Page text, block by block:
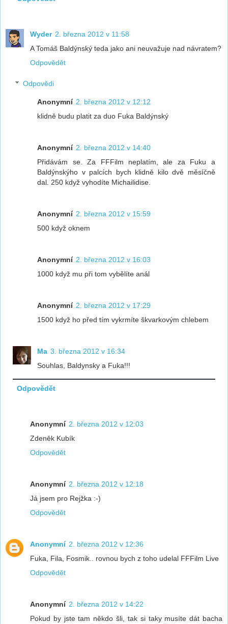
Wyder 2. března 2012 v 11:58
A Tomáš Baldýnský teda jako ani neuvažuje nad návratem?
Odpovědět
Odpovědi
Anonymní 2. března 2012 v 12:12
klidně budu platit za duo Fuka Baldýnský
Anonymní 2. března 2012 v 14:40
Přidávám se. Za FFFilm neplatím, ale za Fuku a
Baldýnskýho v palcích bych klidně kilo dvě měsíčně
dal. 250 když vyhodíte Michailidise.
Anonymní 2. března 2012 v 15:59
500 když oknem
Anonymní 2. března 2012 v 16:03
1000 když mu při tom vybělíte anál
Anonymní 2. března 2012 v 17:29
1500 když ho před tím vykrmíte škvarkovým chlebem
Ma 3. března 2012 v 16:34
Souhlas, Baldynsky a Fuka!!!
Odpovědět
Anonymní 2. března 2012 v 12:03
Zdeněk Kubík
Odpovědět
Anonymní 2. března 2012 v 12:18
Já jsem pro Rejžka :-)
Odpovědět
Anonymní 2. března 2012 v 12:36
Fuka, Fila, Fosmik.. rovnou bych z toho udelal FFFilm Live
Odpovědět
Anonymní 2. března 2012 v 14:22
Pokud by jste tam někdo šli, tak si taky musíte dát bacha